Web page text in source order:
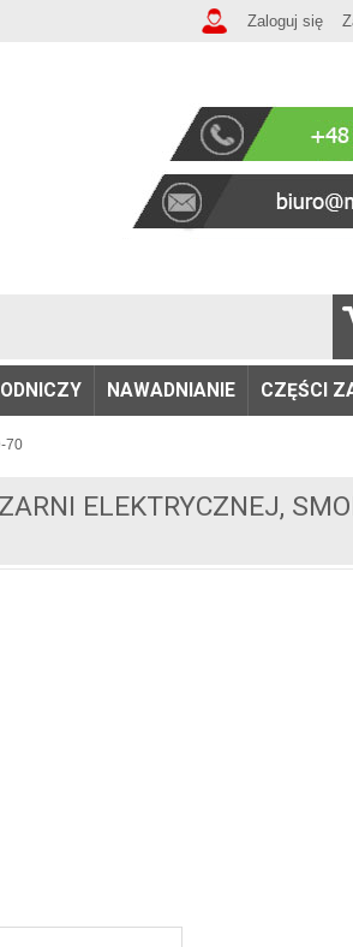
Zaloguj się
NAWADNIANIE CZĘŚCI
70
ELEKTRYCZNEJ,